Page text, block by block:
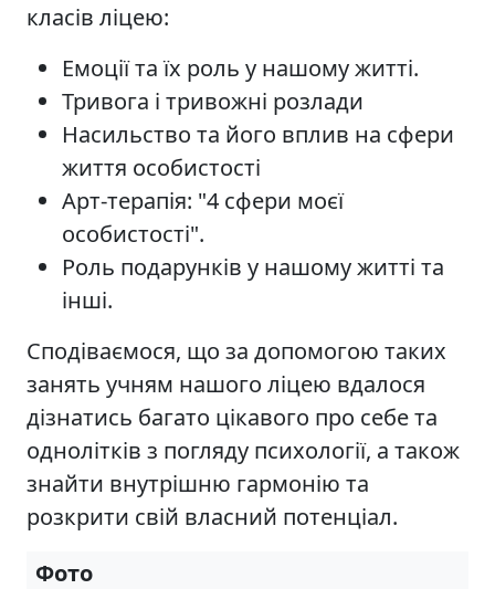
класів ліцею:
Емоції та їх роль у нашому житті.
Тривога і тривожні розлади
Насильство та його вплив на сфери
життя особистості
Арт-терапія: "4 сфери моєї
особистості".
Роль подарунків у нашому житті та
інші.
Сподіваємося, що за допомогою таких
занять учням нашого ліцею вдалося
дізнатись багато цікавого про себе та
однолітків з погляду психології, а також
знайти внутрішню гармонію та
розкрити свій власний потенціал.
Фото